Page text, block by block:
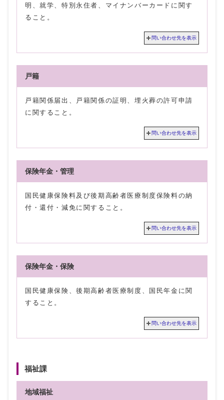
明、就学、特別永住者、マイナンバーカードに関す
ること。
問い合わせ先を表示
戸籍
戸籍関係届出、戸籍関係の証明、埋火葬の許可申請
に関すること。
問い合わせ先を表示
保険年金・管理
国民健康保険料及び後期高齢者医療制度保険料の納
付・還付・減免に関すること。
問い合わせ先を表示
保険年金・保険
国民健康保険、後期高齢者医療制度、国民年金に関
すること。
問い合わせ先を表示
福祉課
地域福祉